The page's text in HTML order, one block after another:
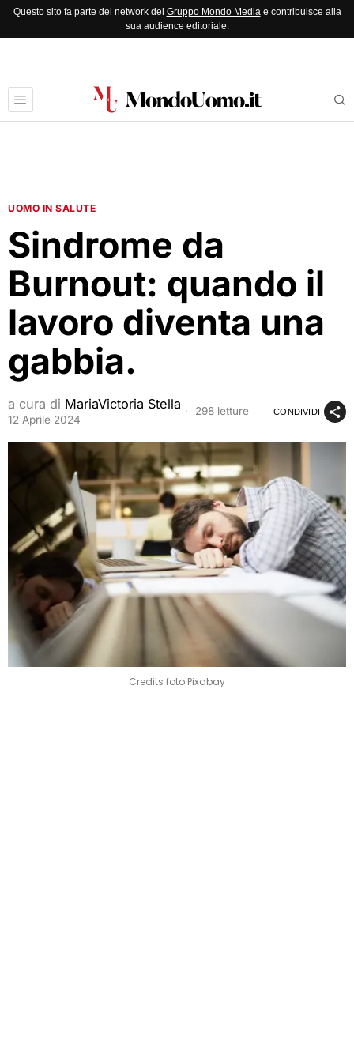
Questo sito fa parte del network del Gruppo Mondo Mediae contribuisce alla
sua audience editoriale.
UOMO IN SALUTE
Sindrome da
Burnout: quando il
lavoro diventa una
gabbia.
a cura di MariaVictoria Stella
12 Aprile 2024
298 letture CONDIVIDI
Credits foto Pixabay